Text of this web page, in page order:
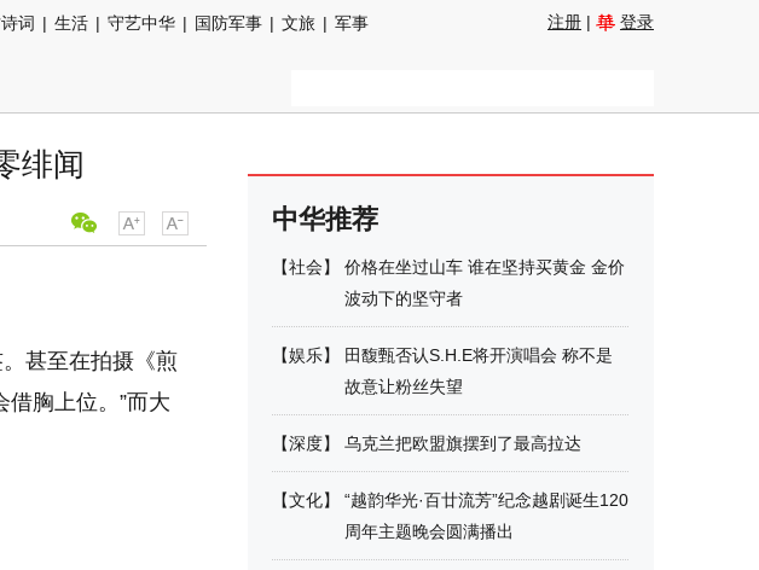
词 | 生活 | 守艺中华 | 国防军事 | 文旅 | 军事
注册 | 登录
绯闻
甚至在拍摄《煎
胸上位。”而大
中华推荐
【社会】
价格在坐过山车 谁在坚持买黄金 金价
波动下的坚守者
【娱乐】
田馥甄否认S.H.E将开演唱会 称不是
故意让粉丝失望
【深度】 乌克兰把欧盟旗摆到了最高拉达
【文化】
“越韵华光·百廿流芳”纪念越剧诞生120
周年主题晚会圆满播出